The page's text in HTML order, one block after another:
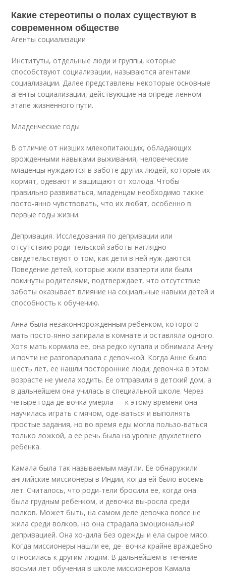
Какие стереотипы о полах существуют в
современном обществе
Агенты социализации
Институты, отдельные люди и группы, которые
способствуют социализации, называются агентами
социализации. Далее представлены некоторые основные
агенты социализации, действующие на опреде-ленном
этапе жизненного пути.
Младенческие годы
В отличие от низших млекопитающих, обладающих
врожденными навыками выживания, человеческие
младенцы нуждаются в заботе других людей, которые их
кормят, одевают и защищают от холода. Чтобы
правильно развиваться, младенцам необходимо также
посто-янно чувствовать, что их любят, особенно в
первые годы жизни.
Депривация. Исследования по депривации или
отсутствию роди-тельской заботы наглядно
свидетельствуют о том, как дети в ней нуж-даются.
Поведение детей, которые жили взаперти или были
покинуты родителями, подтверждает, что отсутствие
заботы оказывает влияние на социальные навыки детей и
способность к обучению.
Анна была незаконнорожденным ребенком, которого
мать посто-янно запирала в комнате и оставляла одного.
Хотя мать кормила ее, она редко купала и обнимала Анну
и почти не разговаривала с девоч-кой. Когда Анне было
шесть лет, ее нашли посторонние люди; девоч-ка в этом
возрасте не умела ходить. Ее отправили в детский дом, а
в дальнейшем она училась в специальной школе. Через
четыре года де-вочка умерла — к этому времени она
научилась играть с мячом, оде-ваться и выполнять
простые задания, но во время еды могла пользо-ваться
только ложкой, а ее речь была на уровне двухлетнего
ребенка.
Камала была так называемым маугли. Ее обнаружили
английские миссионеры в Индии, когда ей было восемь
лет. Считалось, что роди-тели бросили ее, когда она
была грудным ребенком, и девочка вы-росла среди
волков. Может быть, на самом деле девочка вовсе не
жила среди волков, но она страдала эмоциональной
депривацией. Она хо-дила без одежды и ела сырое мясо.
Когда миссионеры нашли ее, де- вочка крайне враждебно
относилась к другим людям. В дальнейшем в течение
восьми лет обучения в школе миссионеров Камала